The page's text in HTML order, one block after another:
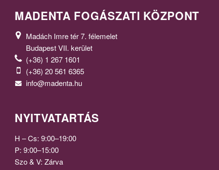
MADENTA FOGÁSZATI KÖZPONT
Madách Imre tér 7. félemelet
Budapest VII. kerület
(+36) 1 267 1601
(+36) 20 561 6365
info@madenta.hu
NYITVATARTÁS
H – Cs: 9:00–19:00
P: 9:00–15:00
Szo & V: Zárva